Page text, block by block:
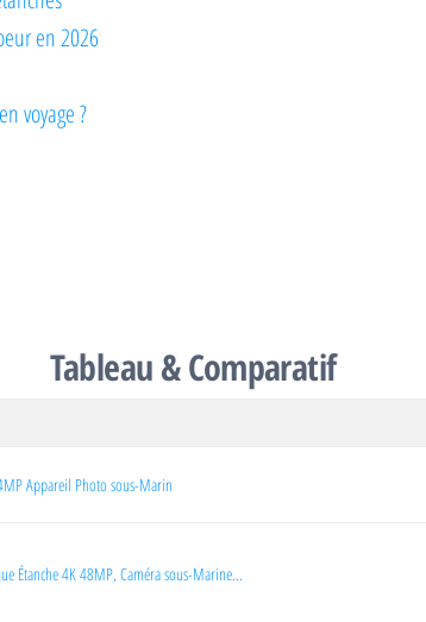
en 2026
voyage ?
Tableau & Comparatif
Appareil Photo sous-Marin
Étanche 4K 48MP, Caméra sous-Marine...